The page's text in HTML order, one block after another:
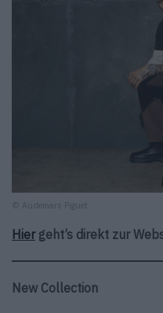
© Audemars Piguet
Hiergeht’s direkt zur
New Collection